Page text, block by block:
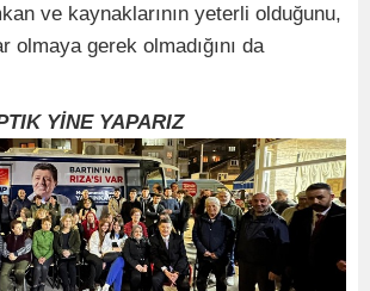
ve kaynaklarının yeterli olduğunu,
olmaya gerek olmadığını da
YİNE YAPARIZ